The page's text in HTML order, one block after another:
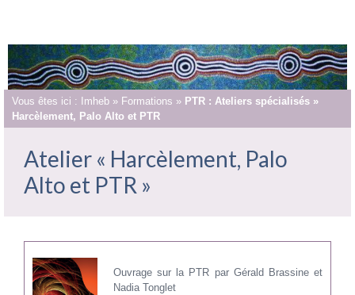
Vous êtes ici : Imheb » Formations » PTR : Ateliers spécialisés »
Harcèlement, Palo Alto et PTR
Atelier « Harcèlement, Palo
Alto et PTR »
Ouvrage sur la PTR par Gérald Brassine et
Nadia Tonglet